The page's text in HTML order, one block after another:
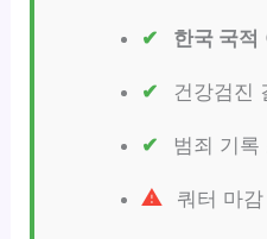
한국 국적
건강검진
범죄 기록
쿼터 마